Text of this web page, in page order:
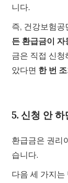
니다.
즉, 건강보험
든 환급금이
금은 직접 신
았다면 한 번
5. 신청 안
환급금은 권리
습니다.
다음 세 가지